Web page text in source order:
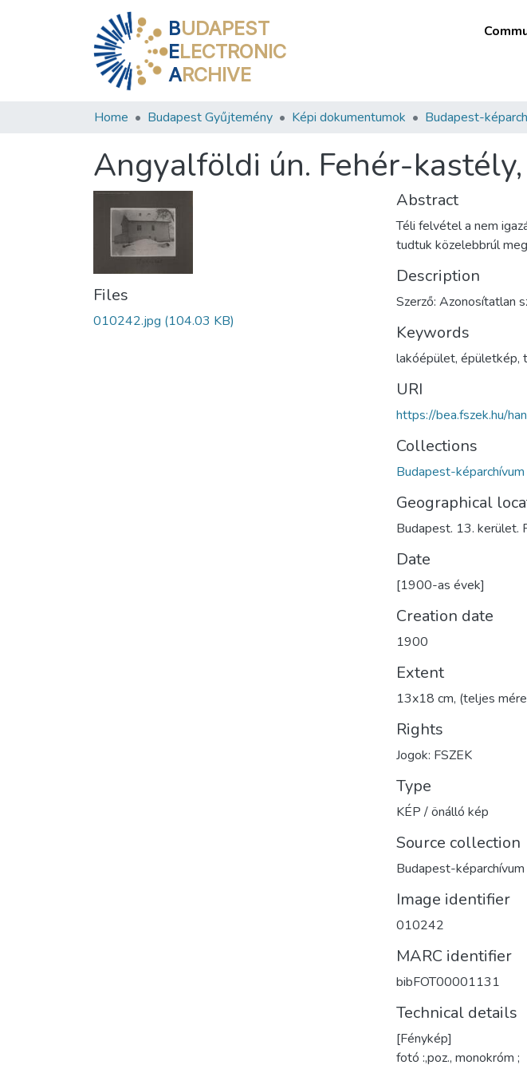
BUDAPEST
ELECTRONIC
ARCHIVE
Home Budapest Gyűjtemény Képi dokumentumok Budapest-
Angyalföldi ún. Fehér-
Files
010242.jpg (104.03 KB)
Abstract
Téli felvétel a nem
tudtuk közelebbrúl
Description
Szerző: Azonosítatlan
Keywords
lakóépület, épületkép,
URI
https://bea.fszek.hu/
Collections
Budapest-képarchívum
Geographical
Budapest. 13. kerület.
Date
[1900-as évek]
Creation date
1900
Extent
13x18 cm, (teljes
Rights
Jogok: FSZEK
Type
KÉP / önálló kép
Source collection
Budapest-képarchívum
Image identifier
010242
MARC identifier
bibFOT00001131
Technical details
[Fénykép]
fotó :,poz., monokróm ;